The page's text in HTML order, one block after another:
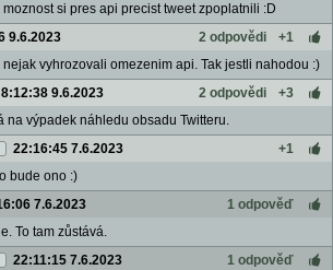
moznost si pres api precist tweet zpoplatnili :D
9.6.2023 2 odpovědi
+1
nejak vyhrozovali omezenim api. Tak jestli nahodou :)
8:12:38 9.6.2023 2 odpovědi
+3
na výpadek náhledu obsadu Twitteru.
22:16:45 7.6.2023
+1
bude ono :)
7.6.2023
1 odpověď
To tam zůstává.
22:11:15 7.6.2023
1 odpověď